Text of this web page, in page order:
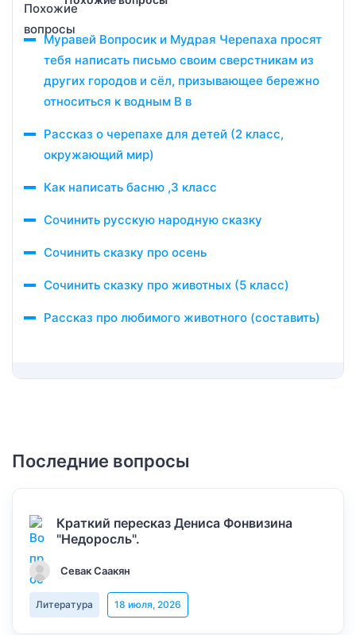
Муравей Вопросик и Мудрая Черепаха просят
тебя написать письмо своим сверстникам из
других городов и сёл, призывающее бережно
относиться к водным В в
Рассказ о черепахе для детей (2 класс,
окружающий мир)
Как написать басню ,3 класс
Сочинить русскую народную сказку
Сочинить сказку про осень
Сочинить сказку про животных (5 класс)
Рассказ про любимого животного (составить)
Последние вопросы
Краткий пересказ Дениса Фонвизина
"Недоросль".
Севак Саакян
Литература 18 июля, 2026